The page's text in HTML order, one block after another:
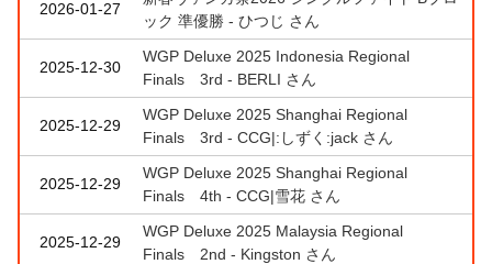
2026-01-27
ック 準優勝 - ひつじ さん
2025-12-30
WGP Deluxe 2025 Indonesia Regional
Finals 3rd - BERLI さん
2025-12-29
WGP Deluxe 2025 Shanghai Regional
Finals 3rd - CCG|:しずく:jack さん
2025-12-29
WGP Deluxe 2025 Shanghai Regional
Finals 4th - CCG|雪花 さん
2025-12-29
WGP Deluxe 2025 Malaysia Regional
Finals 2nd - Kingston さん